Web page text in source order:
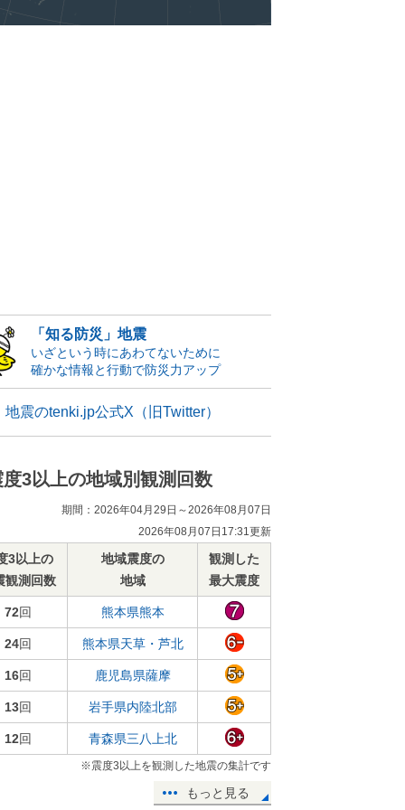
「知る防災」地震
いざという時にあわてないために
確かな情報と行動で防災力アップ
地震のtenki.jp公式X（旧Twitter）
度3以上の地域別観測回数
期間：2026年04月29日～2026年08月07日
2026年08月07日17:31更新
3以上の
観測回数
地域震度の
地域
観測した
最大震度
72回 熊本県熊本
24回 熊本県天草・芦北
16回 鹿児島県薩摩
13回 岩手県内陸北部
12回 青森県三八上北
※震度3以上を観測した地震の集計です
もっと見る